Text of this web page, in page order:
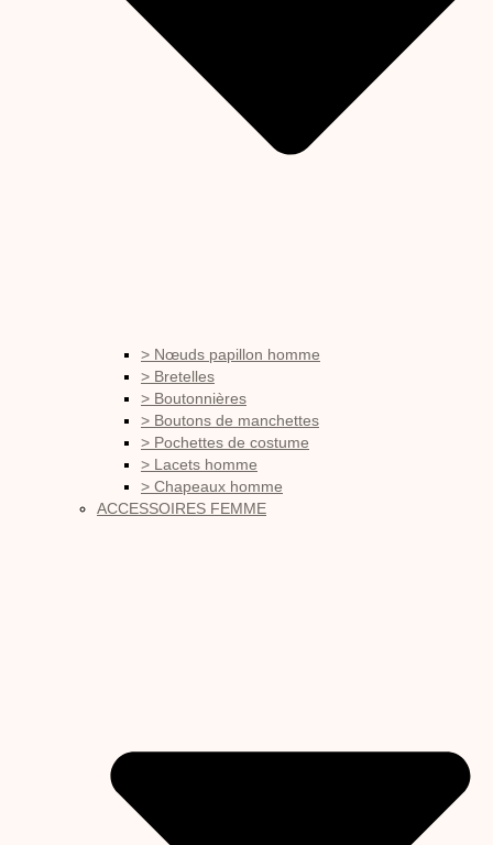
> Nœuds papillon homme
> Bretelles
> Boutonnières
> Boutons de manchettes
> Pochettes de costume
> Lacets homme
> Chapeaux homme
ACCESSOIRES FEMME